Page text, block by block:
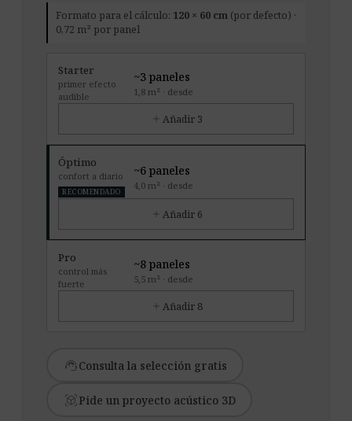
Formato para el cálculo: 120 × 60 cm (por defecto) ·
0,72 m² por panel
Starter
primer efecto
audible
~3 paneles
1,8 m² · desde
add Añadir 3
Óptimo
confort a diario
RECOMENDADO
~6 paneles
4,0 m² · desde
add Añadir 6
Pro
control más
fuerte
~8 paneles
5,5 m² · desde
add Añadir 8
support_agentConsulta la selección gratis
view_in_arPide un proyecto acústico 3D